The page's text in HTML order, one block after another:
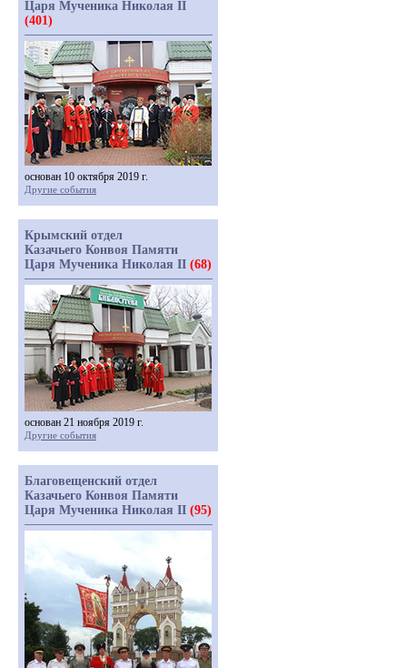
Царя Мученика Николая II
(401)
основан 10 октября 2019 г.
Другие события
Крымский отдел
Казачьего Конвоя Памяти
Царя Мученика Николая II (68)
основан 21 ноября 2019 г.
Другие события
Благовещенский отдел
Казачьего Конвоя Памяти
Царя Мученика Николая II (95)